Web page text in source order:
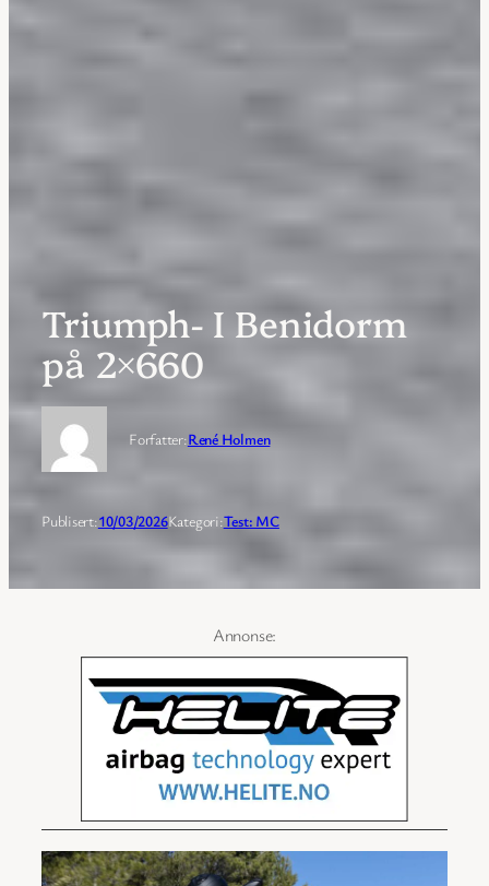
Triumph- I Benidorm
på 2×660
Forfatter:René Holmen
Publisert:10/03/2026Kategori:Test: MC